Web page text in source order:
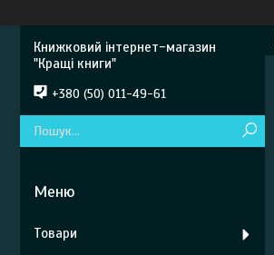
Книжковий інтернет-магазин
"Кращі книги"
+380 (50) 011-49-61
Товари